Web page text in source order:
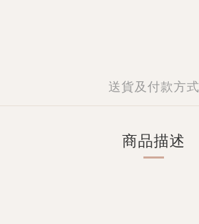
送貨及付款方式
商品描述